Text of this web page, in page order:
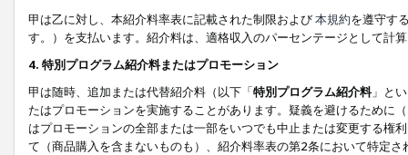
甲は乙に対し、本紹介料率表に記載された制限および本規約を遵守す
す。）を支払います。紹介料は、適格収入のパーセンテージとして計
4. 特別プログラム紹介料またはプロモーション
甲は随時、追加または代替紹介料（以下「特別プログラム紹介料」と
たはプロモーションを実施することがあります。疑義を避けるために
はプロモーションの全部または一部をいつでも中止または変更する権
て（商品購入を含まないものも）、紹介料率表の第2条において特定